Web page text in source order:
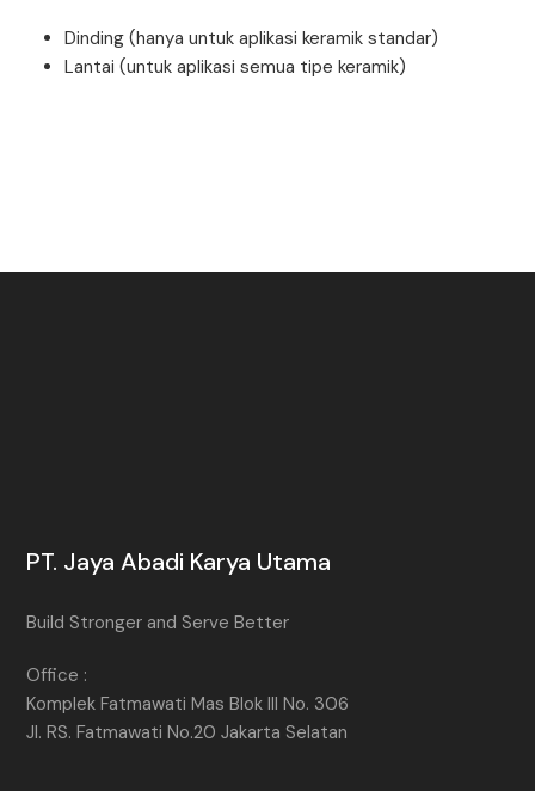
Dinding (hanya untuk aplikasi keramik standar)
Lantai (untuk aplikasi semua tipe keramik)
PT. Jaya Abadi Karya Utama
Build Stronger and Serve Better
Office :
Komplek Fatmawati Mas Blok III No. 306
Jl. RS. Fatmawati No.20 Jakarta Selatan